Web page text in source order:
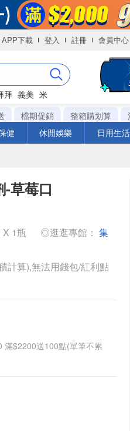
下載 登入 註冊 會員中心
拜 義美 米
檔期促銷 整箱購划算
健 休閒娛樂 日用生活
草莓口
1瓶 ◎逛逛專館： 集
計算),無法用錢包/紅利點
滿$2200送100點(單筆不累